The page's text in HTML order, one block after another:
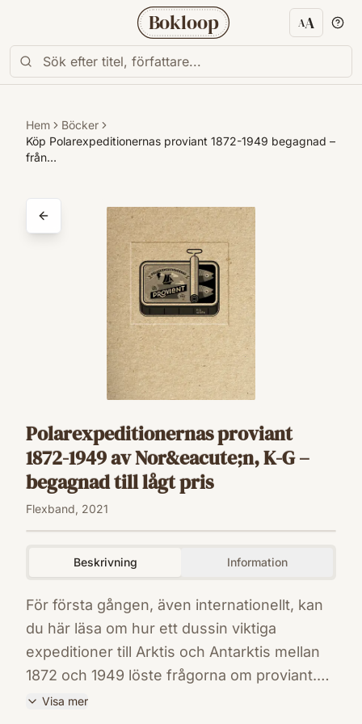
Bokloop AA
Hem
Böcker
Köp Polarexpeditionernas proviant 1872-1949 begagnad –
från…
Polarexpeditionernas proviant
1872-1949 av Nor&eacute;n, K-G –
begagnad till lågt pris
Flexband, 2021
Beskrivning Information
För första gången, även internationellt, kan
du här läsa om hur ett dussin viktiga
expeditioner till Arktis och Antarktis mellan
1872 och 1949 löste frågorna om proviant.
Allt mellan sälkött och pingvindiet till luxuösa
Visa mer